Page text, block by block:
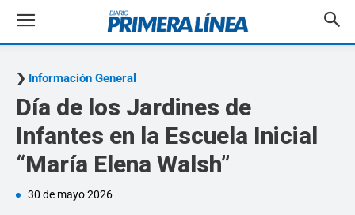
Información General
Día de los Jardines de
Infantes en la Escuela Inicial
“María Elena Walsh”
30 de mayo 2026